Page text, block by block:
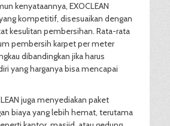
kenyataannya, EXOCLEAN
kompetitif, disesuaikan dengan
kesulitan pembersihan. Rata-rata
pembersih karpet per meter
dibandingkan jika harus
yang harganya bisa mencapai
juga menyediakan paket
biaya yang lebih hemat, terutama